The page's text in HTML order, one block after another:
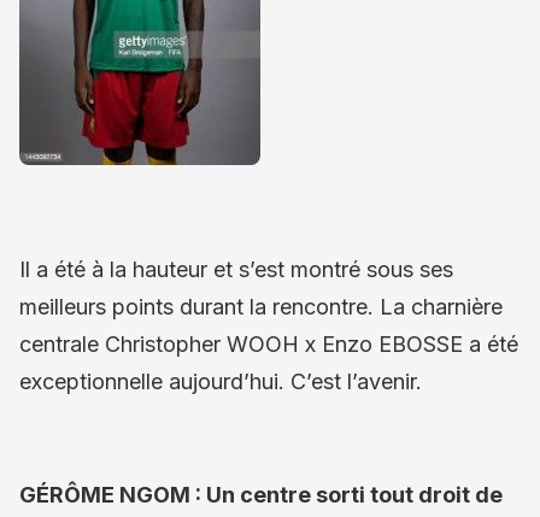
Il a été à la hauteur et s’est montré sous ses
meilleurs points durant la rencontre. La charnière
centrale Christopher WOOH x Enzo EBOSSE a été
exceptionnelle aujourd’hui. C’est l’avenir.
GÉRÔME NGOM : Un centre sorti tout droit de